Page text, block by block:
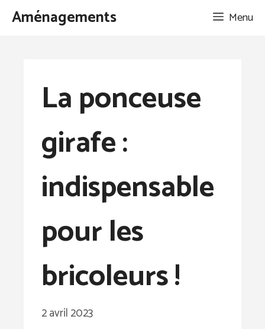
AllerAménagements Menu
La ponceuse
girafe :
indispensable
pour les
bricoleurs !
2 avril 2023